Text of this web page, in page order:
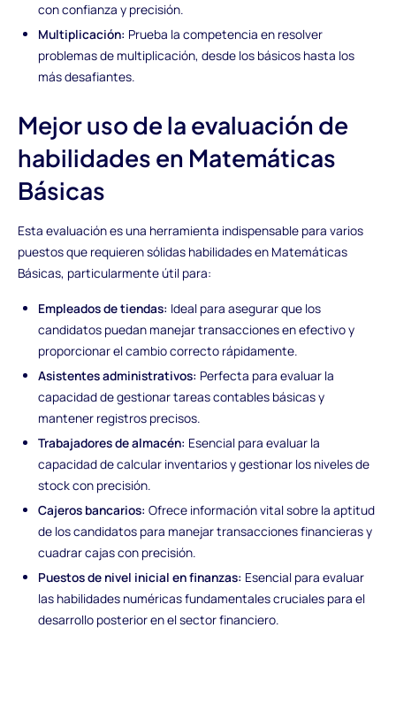
con confianza y precisión.
Multiplicación: Prueba la competencia en resolver
problemas de multiplicación, desde los básicos hasta los
más desafiantes.
Mejor uso de la evaluación de
habilidades en Matemáticas
Básicas
Esta evaluación es una herramienta indispensable para varios
puestos que requieren sólidas habilidades en Matemáticas
Básicas, particularmente útil para:
Empleados de tiendas: Ideal para asegurar que los
candidatos puedan manejar transacciones en efectivo y
proporcionar el cambio correcto rápidamente.
Asistentes administrativos: Perfecta para evaluar la
capacidad de gestionar tareas contables básicas y
mantener registros precisos.
Trabajadores de almacén: Esencial para evaluar la
capacidad de calcular inventarios y gestionar los niveles de
stock con precisión.
Cajeros bancarios: Ofrece información vital sobre la aptitud
de los candidatos para manejar transacciones financieras y
cuadrar cajas con precisión.
Puestos de nivel inicial en finanzas: Esencial para evaluar
las habilidades numéricas fundamentales cruciales para el
desarrollo posterior en el sector financiero.